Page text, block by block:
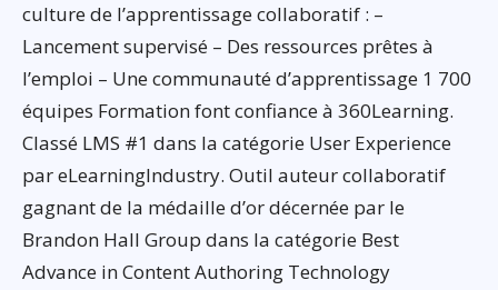
culture de l’apprentissage collaboratif : –
Lancement supervisé – Des ressources prêtes à
l’emploi – Une communauté d’apprentissage 1 700
équipes Formation font confiance à 360Learning.
Classé LMS #1 dans la catégorie User Experience
par eLearningIndustry. Outil auteur collaboratif
gagnant de la médaille d’or décernée par le
Brandon Hall Group dans la catégorie Best
Advance in Content Authoring Technology